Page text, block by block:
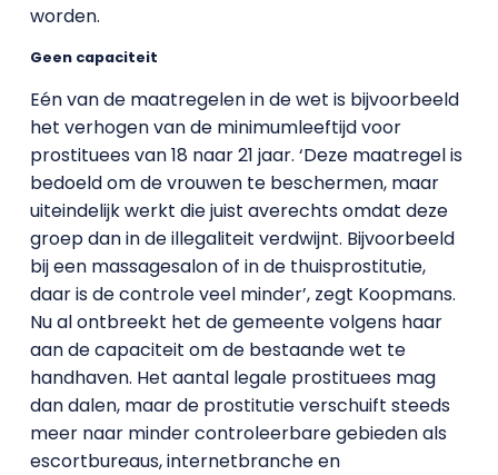
worden.
Geen capaciteit
Eén van de maatregelen in de wet is bijvoorbeeld
het verhogen van de minimumleeftijd voor
prostituees van 18 naar 21 jaar. ‘Deze maatregel is
bedoeld om de vrouwen te beschermen, maar
uiteindelijk werkt die juist averechts omdat deze
groep dan in de illegaliteit verdwijnt. Bijvoorbeeld
bij een massagesalon of in de thuisprostitutie,
daar is de controle veel minder’, zegt Koopmans.
Nu al ontbreekt het de gemeente volgens haar
aan de capaciteit om de bestaande wet te
handhaven. Het aantal legale prostituees mag
dan dalen, maar de prostitutie verschuift steeds
meer naar minder controleerbare gebieden als
escortbureaus, internetbranche en